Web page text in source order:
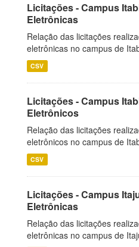
Licitações - Campus
Eletrônicas
Relação das licitações
eletrônicas no campus de
CSV
Licitações - Campus
Eletrônicos
Relação das licitações
eletrônicos no campus de
CSV
Licitações - Campus
Eletrônicas
Relação das licitações
eletrônicas no campus de